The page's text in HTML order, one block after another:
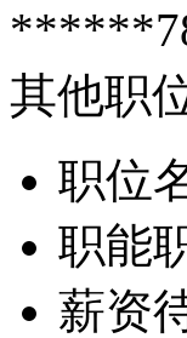
其他职
职位
职能
薪资